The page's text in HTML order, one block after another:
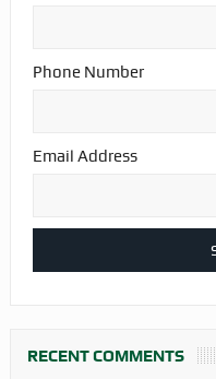
Phone Number
Email Address
RECENT COMMENTS